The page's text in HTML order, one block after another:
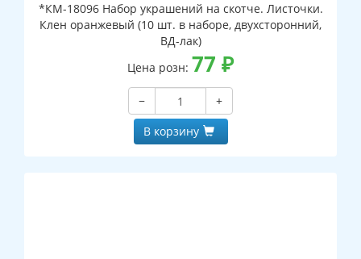
*КМ-18096 Набор украшений на скотче. Листочки.
Клен оранжевый (10 шт. в наборе, двухсторонний,
ВД-лак)
Цена розн: 77 ₽
−
+
В корзину